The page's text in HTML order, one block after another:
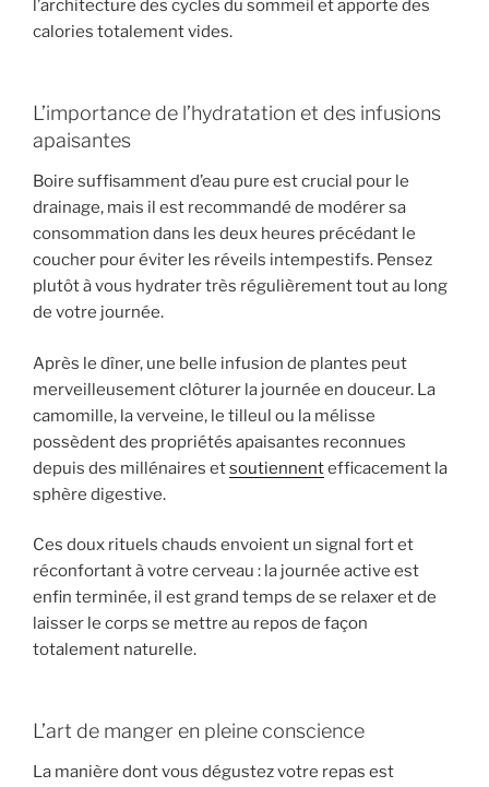
l’architecture des cycles du sommeil et apporte des
calories totalement vides.
L’importance de l’hydratation et des infusions
apaisantes
Boire suffisamment d’eau pure est crucial pour le
drainage, mais il est recommandé de modérer sa
consommation dans les deux heures précédant le
coucher pour éviter les réveils intempestifs. Pensez
plutôt à vous hydrater très régulièrement tout au long
de votre journée.
Après le dîner, une belle infusion de plantes peut
merveilleusement clôturer la journée en douceur. La
camomille, la verveine, le tilleul ou la mélisse
possèdent des propriétés apaisantes reconnues
depuis des millénaires etsoutiennentefficacement la
sphère digestive.
Ces doux rituels chauds envoient un signal fort et
réconfortant à votre cerveau : la journée active est
enfin terminée, il est grand temps de se relaxer et de
laisser le corps se mettre au repos de façon
totalement naturelle.
L’art de manger en pleine conscience
La manière dont vous dégustez votre repas est